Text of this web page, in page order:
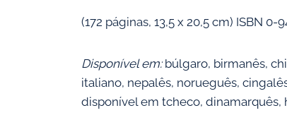
(172 páginas, 13,5 x 20,5 cm) ISBN 0-
Disponível em:búlgaro, birmanês,
italiano, nepalês, norueguês,
disponível em tcheco, dinamarquês,